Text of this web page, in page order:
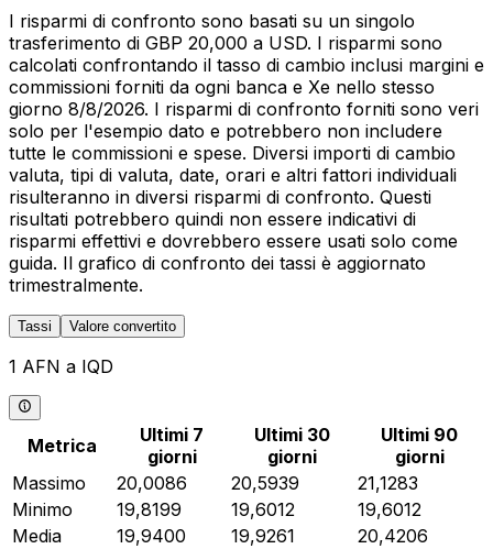
I risparmi di confronto sono basati su un singolo
trasferimento di GBP 20,000 a USD. I risparmi sono
calcolati confrontando il tasso di cambio inclusi margini e
commissioni forniti da ogni banca e Xe nello stesso
giorno 8/8/2026. I risparmi di confronto forniti sono veri
solo per l'esempio dato e potrebbero non includere
tutte le commissioni e spese. Diversi importi di cambio
valuta, tipi di valuta, date, orari e altri fattori individuali
risulteranno in diversi risparmi di confronto. Questi
risultati potrebbero quindi non essere indicativi di
risparmi effettivi e dovrebbero essere usati solo come
guida. Il grafico di confronto dei tassi è aggiornato
trimestralmente.
Tassi Valore convertito
1 AFN a IQD
Metrica
Ultimi 7
giorni
Ultimi 30
giorni
Ultimi 90
giorni
Massimo
20,0086 20,5939
21,1283
Minimo
19,8199 19,6012
19,6012
Media
19,9400 19,9261
20,4206